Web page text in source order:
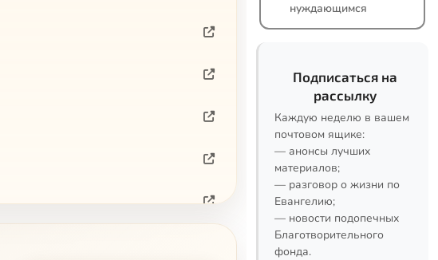
нуждающимся
Подписаться на
рассылку
Каждую неделю в вашем
почтовом ящике:
— анонсы лучших
материалов;
— разговор о жизни по
Евангелию;
— новости подопечных
Благотворительного
фонда.